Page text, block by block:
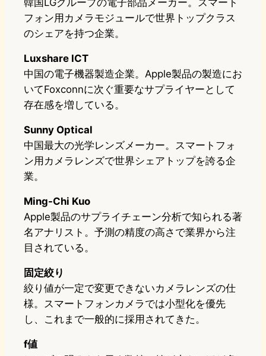
韓国LGグループの電子部品メーカー。スマート
フォン用カメラモジュールで世界トップクラス
のシェアを持つ企業。
Luxshare ICT
中国の電子機器製造企業。Apple製品の製造にお
いてFoxconnに次ぐ重要なサプライヤーとして
存在感を増している。
Sunny Optical
中国最大の光学レンズメーカー。スマートフォ
ン用カメラレンズで世界シェアトップを誇る企
業。
Ming-Chi Kuo
Apple製品のサプライチェーン分析で知られる著
名アナリスト。予測の精度の高さで業界から注
目されている。
固定絞り
絞り値が一定で変更できないカメラレンズの仕
様。スマートフォンカメラでは小型化を優先
し、これまで一般的に採用されてきた。
f値